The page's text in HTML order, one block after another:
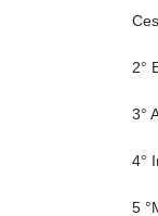
2°
3°
4°
5